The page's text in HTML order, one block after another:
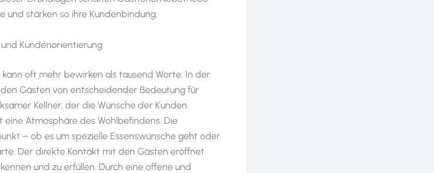
und stärken so ihre Kundenbindung.
Kundenorientierung
kann oft mehr bewirken als tausend Worte. In der
Gästen von entscheidender Bedeutung für
Kellner, der die Wünsche der Kunden
Atmosphäre des Wohlbefindens. Die
– ob es um spezielle Essenswünsche geht oder
Der direkte Kontakt mit den Gästen eröffnet
und zu erfüllen. Durch eine offene und